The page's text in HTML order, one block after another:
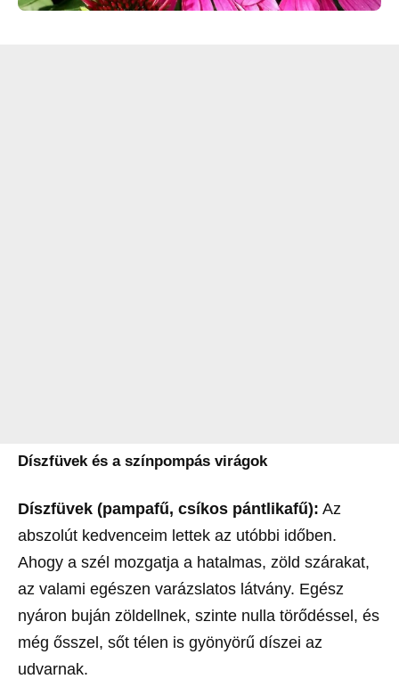
Díszfüvek és a színpompás virágok
Díszfüvek (pampafű, csíkos pántlikafű): Az
abszolút kedvenceim lettek az utóbbi időben.
Ahogy a szél mozgatja a hatalmas, zöld szárakat,
az valami egészen varázslatos látvány. Egész
nyáron buján zöldellnek, szinte nulla törődéssel, és
még ősszel, sőt télen is gyönyörű díszei az
udvarnak.